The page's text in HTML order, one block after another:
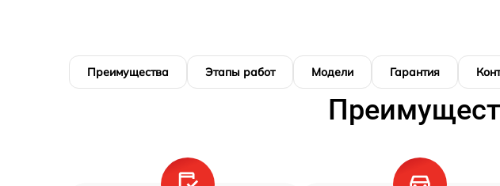
Преимущества Этапы работ Модели Гарантия